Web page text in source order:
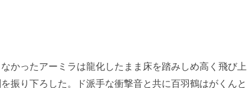
かったアーミラは龍化したまま床を踏みしめ高く飛び上
振り下ろした。ド派手な衝撃音と共に百羽鶴はがくんと